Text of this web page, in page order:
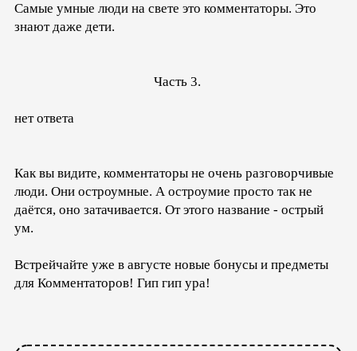
Самые умные люди на свете это комментаторы. Это
знают даже дети.
Часть 3.
нет ответа
Как вы видите, комментаторы не очень разговорчивые
люди. Они остроумные. А остроумие просто так не
даётся, оно затачивается. От этого название - острый
ум.
Встрейчайте уже в августе новые бонусы и предметы
для Комментаторов! Гип гип ура!